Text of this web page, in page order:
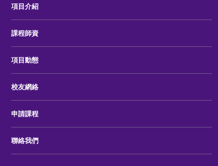
項目介紹
課程師資
項目動態
校友網絡
申請課程
聯絡我們